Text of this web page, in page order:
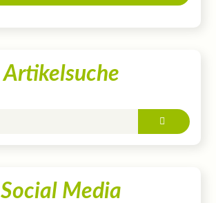
Artikelsuche
Social Media